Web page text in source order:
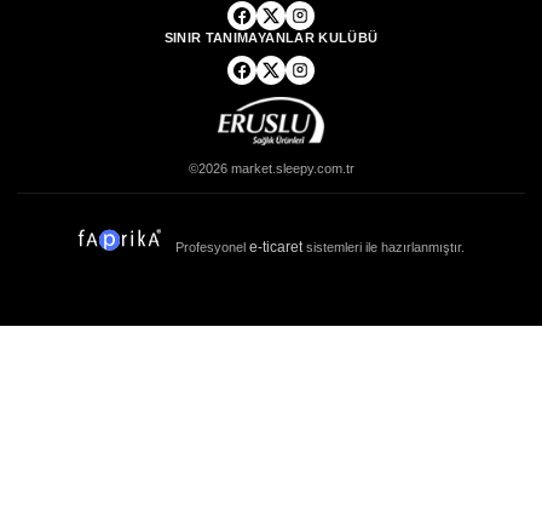
SINIR TANIMAYANLAR KULÜBÜ
©2026 market.sleepy.com.tr
Profesyonel e-ticaret sistemleri ile hazırlanmıştır.